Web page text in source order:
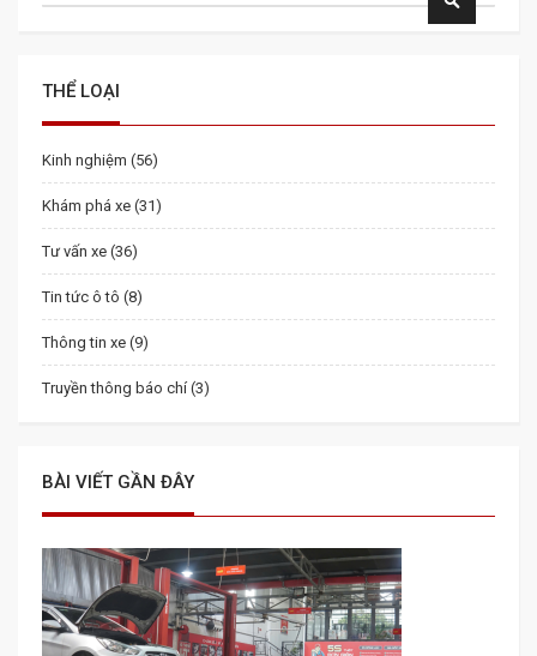
KIẾM
THỂ LOẠI
Kinh nghiệm (56)
Khám phá xe (31)
Tư vấn xe (36)
Tin tức ô tô (8)
Thông tin xe (9)
Truyền thông báo chí (3)
BÀI VIẾT GẦN ĐÂY